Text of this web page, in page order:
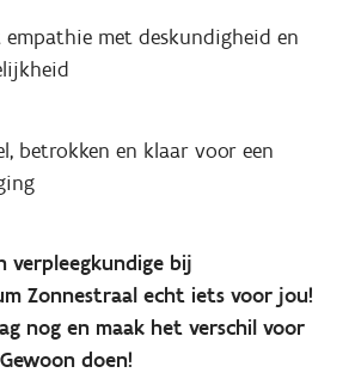
empathie met deskundigheid en
betrokken en klaar voor een
verpleegkundige bij
Zonnestraal echt iets voor jou!
nog en maak het verschil voor
doen!